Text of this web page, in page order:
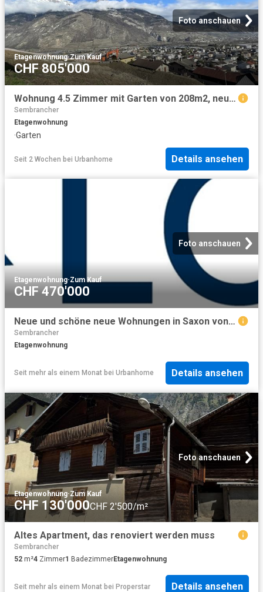
Foto anschauen
Etagenwohnung·Zum Kauf
CHF 805'000
Wohnung 4.5 Zimmer mit Garten von 208m2, neue Promotion
Sembrancher
Etagenwohnung
·Garten
Seit 2 Wochen bei Urbanhome Details ansehen
Foto anschauen
Etagenwohnung·Zum Kauf
CHF 470'000
Neue und schöne neue Wohnungen in Saxon von 2,5 Pence bis Doppelhaus
Sembrancher
Etagenwohnung
Seit mehr als einem Monat bei Urbanhome Details ansehen
Foto anschauen
Etagenwohnung·Zum Kauf
CHF 130'000CHF 2'500/m²
Altes Apartment, das renoviert werden muss
Sembrancher
52 m²4 Zimmer1 BadezimmerEtagenwohnung
Seit mehr als einem Monat bei Properstar Details ansehen